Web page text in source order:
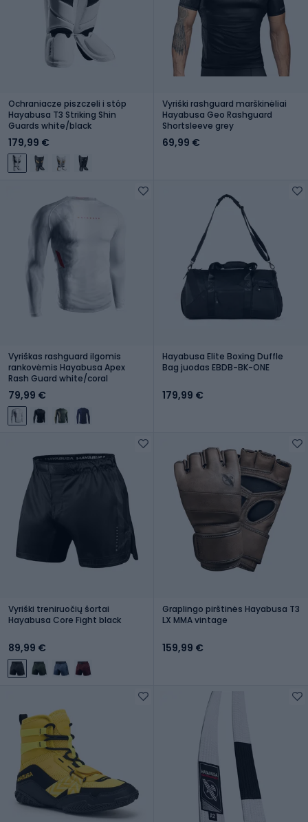
Ochraniacze piszczeli i stóp
Hayabusa T3 Striking Shin
Guards white/black
179,99 €
Vyriški rashguard marškinėliai
Hayabusa Geo Rashguard
Shortsleeve grey
69,99 €
Vyriškas rashguard ilgomis
rankovėmis Hayabusa Apex
Rash Guard white/coral
79,99 €
Hayabusa Elite Boxing Duffle
Bag juodas EBDB-BK-ONE
179,99 €
Vyriški treniruočių šortai
Hayabusa Core Fight black
89,99 €
Graplingo pirštinės Hayabusa T3
LX MMA vintage
159,99 €